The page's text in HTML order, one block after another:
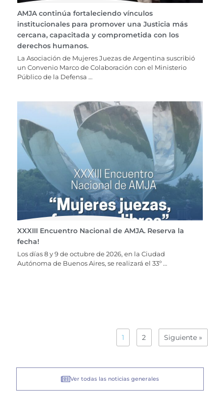
AMJA continúa fortaleciendo vínculos
institucionales para promover una Justicia más
cercana, capacitada y comprometida con los
derechos humanos.
La Asociación de Mujeres Juezas de Argentina suscribió
un Convenio Marco de Colaboración con el Ministerio
Público de la Defensa …
XXXIII Encuentro Nacional de AMJA. Reserva la
fecha!
Los días 8 y 9 de octubre de 2026, en la Ciudad
Autónoma de Buenos Aires, se realizará el 33º …
1 2 Siguiente »
Ver todas las noticias generales